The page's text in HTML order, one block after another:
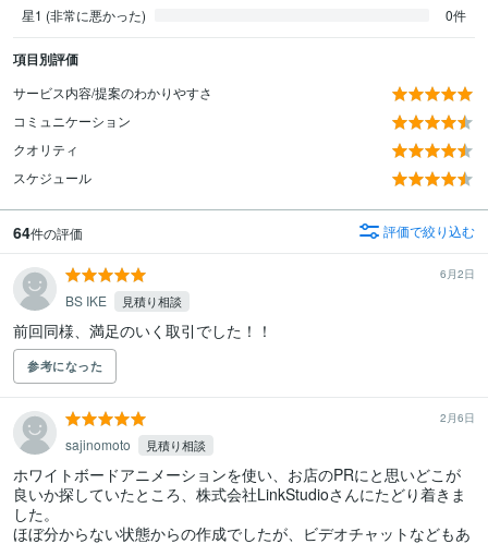
星1 (非常に悪かった)
0件
項目別評価
サービス内容/提案のわかりやすさ
コミュニケーション
クオリティ
スケジュール
64件の評価 評価で絞り込む
6月2日
BS IKE 見積り相談
前回同様、満足のいく取引でした！！
参考になった
2月6日
sajinomoto 見積り相談
ホワイトボードアニメーションを使い、お店のPRにと思いどこが
良いか探していたところ、株式会社LinkStudioさんにたどり着きま
した。
ほぼ分からない状態からの作成でしたが、ビデオチャットなどもあ